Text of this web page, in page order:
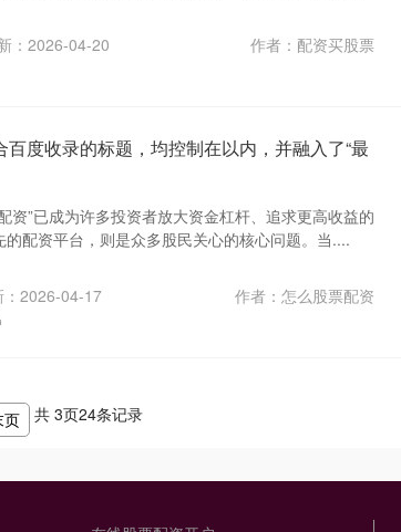
：2026-04-20
作者：配资买股票
度收录的标题，均控制在以内，并融入了“最
资”已成为许多投资者放大资金杠杆、追求更高收益的
配资平台，则是众多股民关心的核心问题。当....
：2026-04-17
作者：怎么股票配资
页 共 3页24条记录